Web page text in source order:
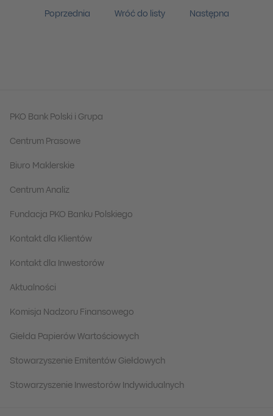
Poprzednia Wróć do listy Następna
PKO Bank Polski i Grupa
Centrum Prasowe
Biuro Maklerskie
Centrum Analiz
Fundacja PKO Banku Polskiego
Kontakt dla Klientów
Kontakt dla Inwestorów
Aktualności
Komisja Nadzoru Finansowego
Giełda Papierów Wartościowych
Stowarzyszenie Emitentów Giełdowych
Stowarzyszenie Inwestorów Indywidualnych